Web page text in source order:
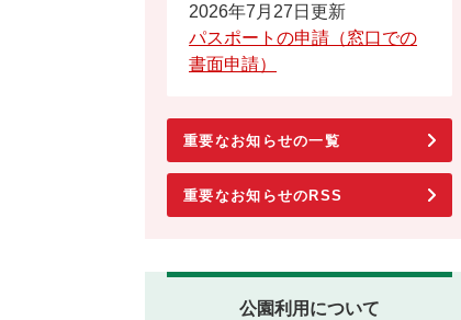
2026年7月27日更新
パスポートの申請（窓口での
書面申請）
重要なお知らせの一覧
重要なお知らせのRSS
公園利用について